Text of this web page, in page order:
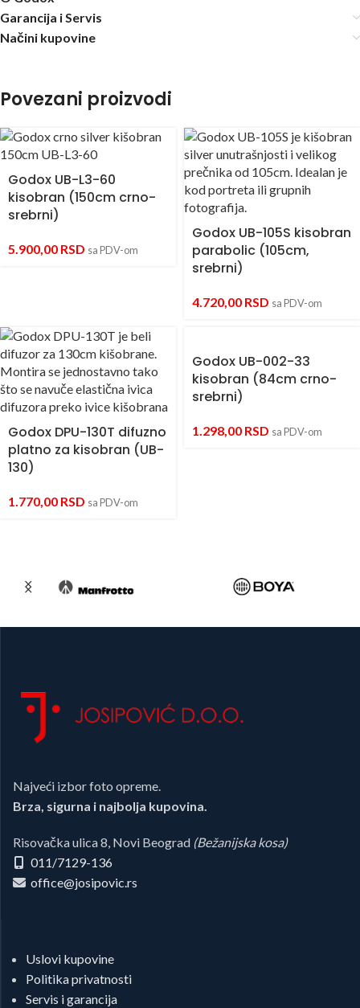
Garancija i Servis
Načini kupovine
Povezani proizvodi
Godox UB-L3-60
kisobran (150cm crno-
srebrni)
5.900,00 RSD sa PDV-om
Godox UB-105S kisobran
parabolic (105cm,
srebrni)
4.720,00 RSD sa PDV-om
Godox DPU-130T difuzno
platno za kisobran (UB-
130)
1.770,00 RSD sa PDV-om
Godox UB-002-33
kisobran (84cm crno-
srebrni)
1.298,00 RSD sa PDV-om
Najveći izbor foto opreme.
Brza, sigurna i najbolja kupovina.
Risovačka ulica 8, Novi Beograd (Bežanijska kosa)
011/7129-136
office@josipovic.rs
Uslovi kupovine
Politika privatnosti
Servis i garancija